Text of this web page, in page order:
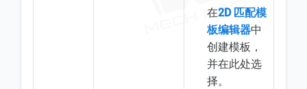
在2D 匹配模
板编辑器中
创建模板，
并在此处选
择。